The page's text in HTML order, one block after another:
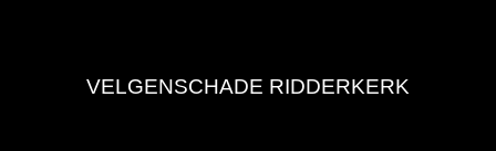
VELGENSCHADE RIDDERKERK